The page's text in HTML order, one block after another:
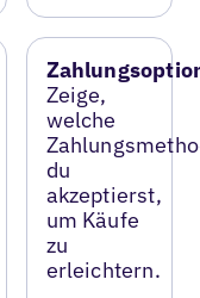
Zeige,
welche
du
akzeptierst,
um Käufe
zu
erleichtern.